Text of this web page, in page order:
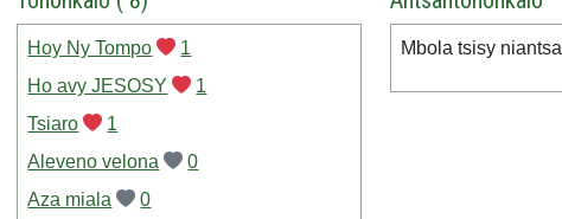
Hoy Ny Tompo
1
Ho avy JESOSY
1
Tsiaro
1
Aleveno velona
0
Aza miala
0
Mbola tsisy niantsa